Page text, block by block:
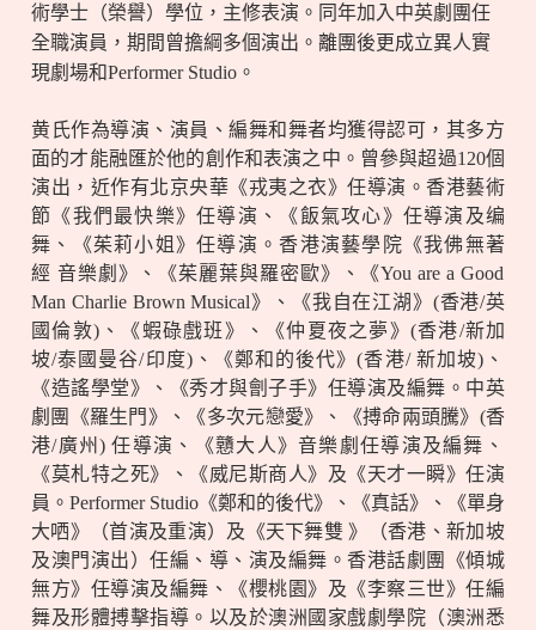
術學士（榮譽）學位，主修表演。同年加入中英劇團任
全職演員，期間曾擔綱多個演出。離團後更成立異人實
現劇場和Performer Studio 。
黄氏作為導演、演員、編舞和舞者均獲得認可，其多方
面的才能融匯於他的創作和表演之中。曾參與超過120個
演出，近作有北京央華《戎夷之衣》任導演。香港藝術
節《我們最快樂》任導演、《飯氣攻心》任導演及编
舞、《茱莉小姐》任導演。香港演藝學院《我佛無著
經 音樂劇》、《茱麗葉與羅密歐》、《You are a Good
Man Charlie Brown Musical》、《我自在江湖》 (香港/英
國倫敦)、《蝦碌戲班》、《仲夏夜之夢》 (香港/新加
坡/泰國曼谷/印度)、《鄭和的後代》(香港/ 新加坡)、
《造謠學堂》、《秀才與劊子手》任導演及編舞。中英
劇團《羅生門》、《多次元戀愛》、《搏命兩頭騰》 (香
港/廣州)任導演、《戇大人》音樂劇任導演及編舞、
《莫札特之死》、《威尼斯商人》及《天才一瞬》任演
員。 Performer Studio 《鄭和的後代》、《真話》、《單身
大哂》（首演及重演）及《天下舞雙 》（香港、新加坡
及澳門演出）任編、導、演及編舞。香港話劇團《傾城
無方》任導演及編舞、《櫻桃園》及《李察三世》任編
舞及形體搏擊指導。以及於澳洲國家戲劇學院（澳洲悉